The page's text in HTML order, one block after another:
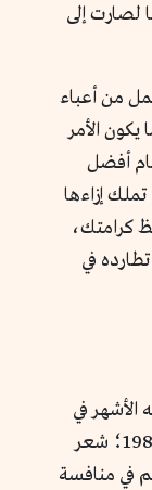
لصارت إلى
من أعباء
يكون الأمر
أفضل
إزاءها
كرامتك،
في
الأشهر في
مرمى إنجلترا في ربع نهائي كأس العالم 1986؛ شعر
في منافسة